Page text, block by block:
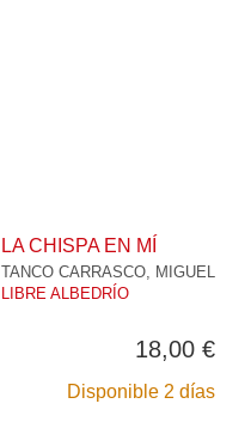
LA CHISPA EN MÍ
TANCO CARRASCO, MIGUEL
LIBRE ALBEDRÍO
18,00 €
Disponible 2 días